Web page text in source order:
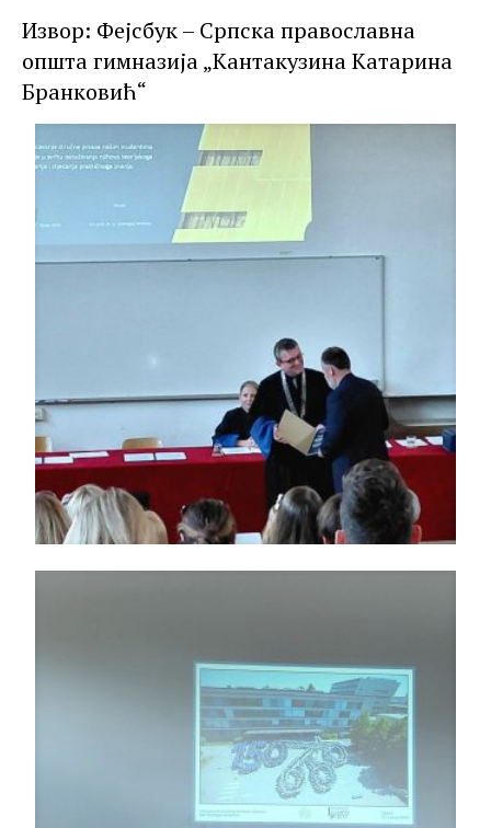
Извор: Фејсбук – Српска православна
општа гимназија „Кантакузина Катарина
Бранковић“